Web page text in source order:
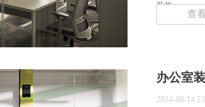
装饰... ...
查
办公室
2024-08-14